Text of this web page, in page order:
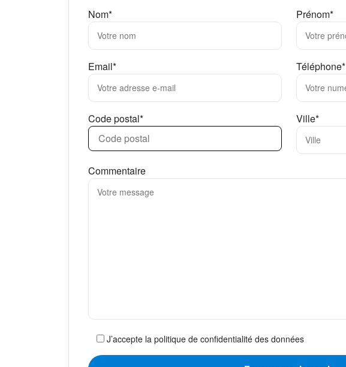
Nom* Prénom*
Email* Téléphone*
Code postal* Ville*
Commentaire
J’accepte la politique de confidentialité des données